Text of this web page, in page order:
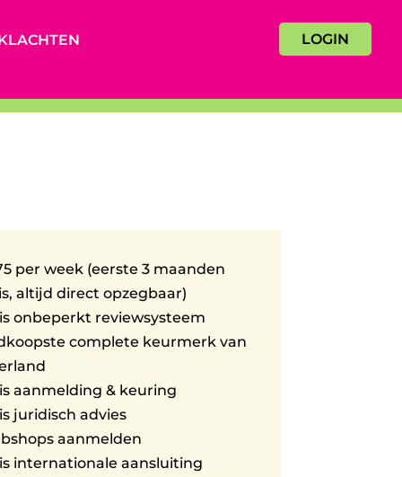
LOGIN
per week (eerste 3 maanden
altijd direct opzegbaar)
onbeperkt reviewsysteem
complete keurmerk van
aanmelding & keuring
juridisch advies
aanmelden
internationale aansluiting